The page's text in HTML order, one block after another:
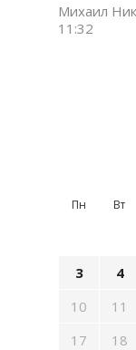
Михаил
11:32
Пн Вт
3
4
10
11
17
18